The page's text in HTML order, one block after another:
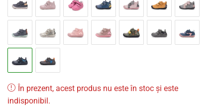
În prezent, acest produs nu este în stoc și este
indisponibil.